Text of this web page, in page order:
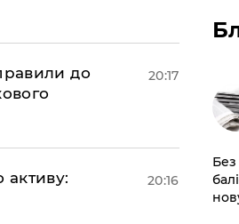
до
20:17
активу:
20:16